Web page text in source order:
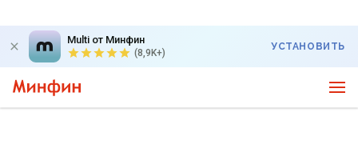
Multi от Минфин
(8,9K+)
УСТАНОВИТЬ